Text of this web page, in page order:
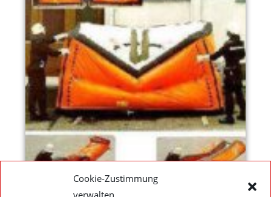
Cookie-Zustimmung
verwalten